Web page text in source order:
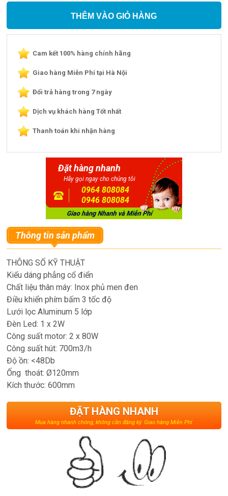
THÊM VÀO GIỎ HÀNG
Cam kết 100% hàng chính hãng
Giao hàng Miễn Phí tại Hà Nội
Đổi trả hàng trong 7 ngày
Dịch vụ khách hàng Tốt nhất
Thanh toán khi nhận hàng
Đặt hàng nhanh
Hãy gọi ngay cho chúng tôi
0964 808084
0946 808084
Thông tin sản phẩm
THÔNG SỐ KỸ THUẬT
Kiểu dáng phẳng cổ điển
Chất liệu thân máy: Inox phủ men đen
Điều khiển phím bấm 3 tốc độ
Lưới lọc Aluminum 5 lớp
Đèn Led: 1 x 2W
Công suất motor: 2 x 80W
Công suất hút: 700m3/h
Độ ồn: <48Db
Ống thoát: Ø120mm
Kích thước: 600mm
ĐẶT HÀNG NHANH
Mua hàng nhanh chóng, không cần đăng ký. Giao hàng Miễn Phí